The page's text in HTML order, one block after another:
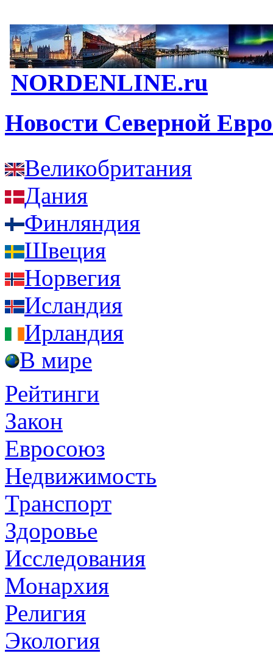
NORDENLINE.ru
Новости Северной
Великобритания
Дания
Финляндия
Швеция
Норвегия
Исландия
Ирландия
В мире
Рейтинги
Закон
Евросоюз
Недвижимость
Транспорт
Здоровье
Исследования
Монархия
Религия
Экология